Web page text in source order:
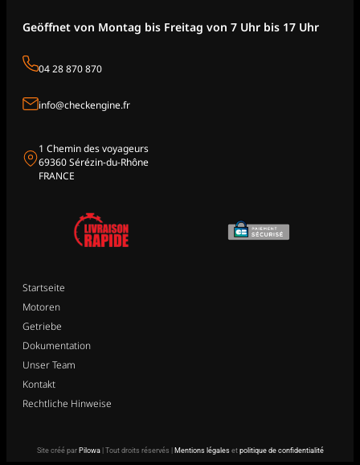
Geöffnet von Montag bis Freitag von 7 Uhr bis 17 Uhr
04 28 870 870
info@checkengine.fr
1 Chemin des voyageurs
69360 Sérézin-du-Rhône
FRANCE
Startseite
Motoren
Getriebe
Dokumentation
Unser Team
Kontakt
Rechtliche Hinweise
Site créé par Pilowa| Tout droits réservés | Mentions légaleset politique de confidentialité